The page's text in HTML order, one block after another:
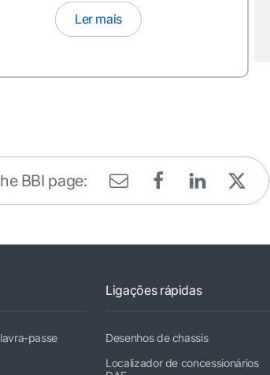
Ler mais
BBI page:
passe
Ligações rápidas
Desenhos de chassis
Localizador de concessionários